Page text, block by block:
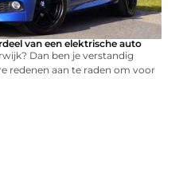
van een elektrische auto
Dan ben je verstandig
redenen aan te raden om voor